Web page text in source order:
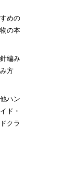
めの
の本
編み
方
ハン
ド・
クラ